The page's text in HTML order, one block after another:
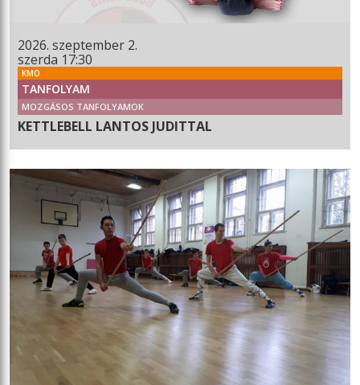
2026. szeptember 2.
szerda 17:30
KMO
TANFOLYAM
MOZGÁSOS TANFOLYAMOK
KETTLEBELL LANTOS JUDITTAL